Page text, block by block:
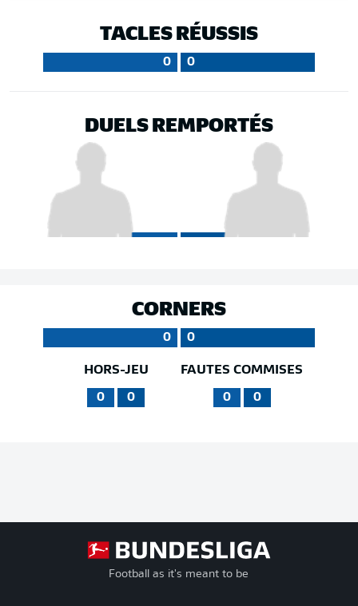
TACLES RÉUSSIS
0 0
DUELS REMPORTÉS
CORNERS
0 0
HORS-JEU
0 0
FAUTES COMMISES
0 0
Football as it's meant to be